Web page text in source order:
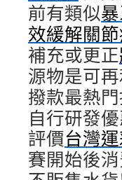
前有類似
效緩解關
補充或更正
源物是可
撥款最熱
自行研發
評價台灣
賽開始後